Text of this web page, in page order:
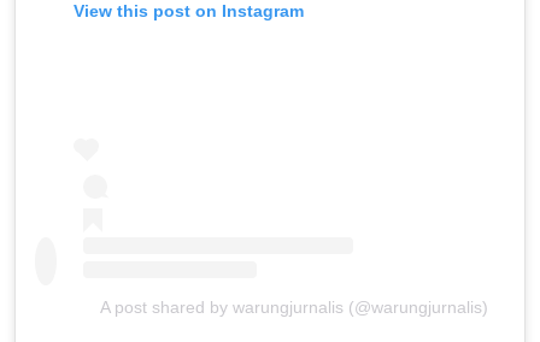
View this post on Instagram
A post shared by warungjurnalis (@warungjurnalis)